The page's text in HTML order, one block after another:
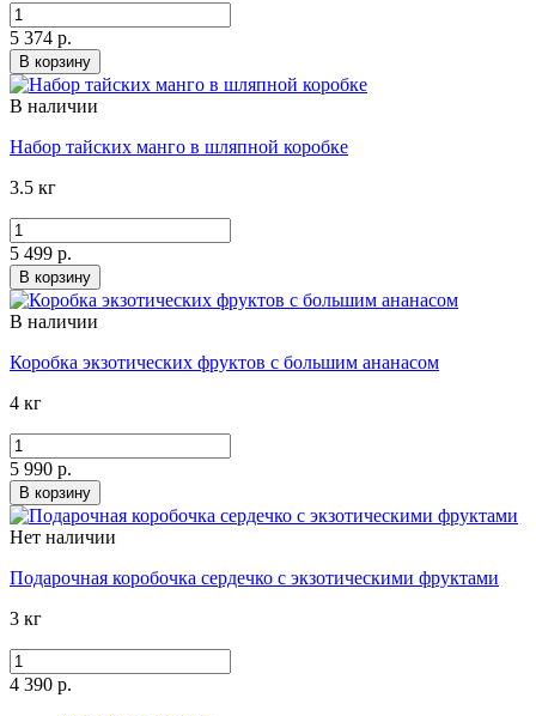
5 374 р.
В корзину
В наличии
Набор тайских манго в шляпной коробке
3.5 кг
5 499 р.
В корзину
В наличии
Коробка экзотических фруктов с большим ананасом
4 кг
5 990 р.
В корзину
Нет наличии
Подарочная коробочка сердечко с экзотическими фруктами
3 кг
4 390 р.